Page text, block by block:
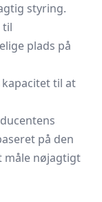
styring.
til
plads på
til at
på den
måle nøjagtigt